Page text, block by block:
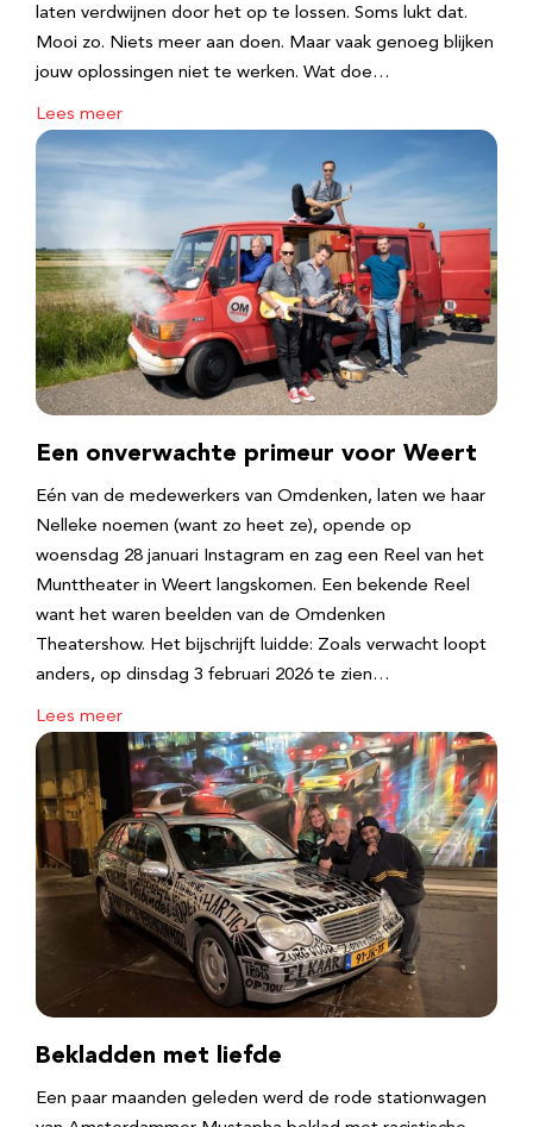
laten verdwijnen door het op te lossen. Soms lukt dat.
Mooi zo. Niets meer aan doen. Maar vaak genoeg blijken
jouw oplossingen niet te werken. Wat doe…
Lees meer
Een onverwachte primeur voor Weert
Eén van de medewerkers van Omdenken, laten we haar
Nelleke noemen (want zo heet ze), opende op
woensdag 28 januari Instagram en zag een Reel van het
Munttheater in Weert langskomen. Een bekende Reel
want het waren beelden van de Omdenken
Theatershow. Het bijschrijft luidde: Zoals verwacht loopt
anders, op dinsdag 3 februari 2026 te zien…
Lees meer
Bekladden met liefde
Een paar maanden geleden werd de rode stationwagen